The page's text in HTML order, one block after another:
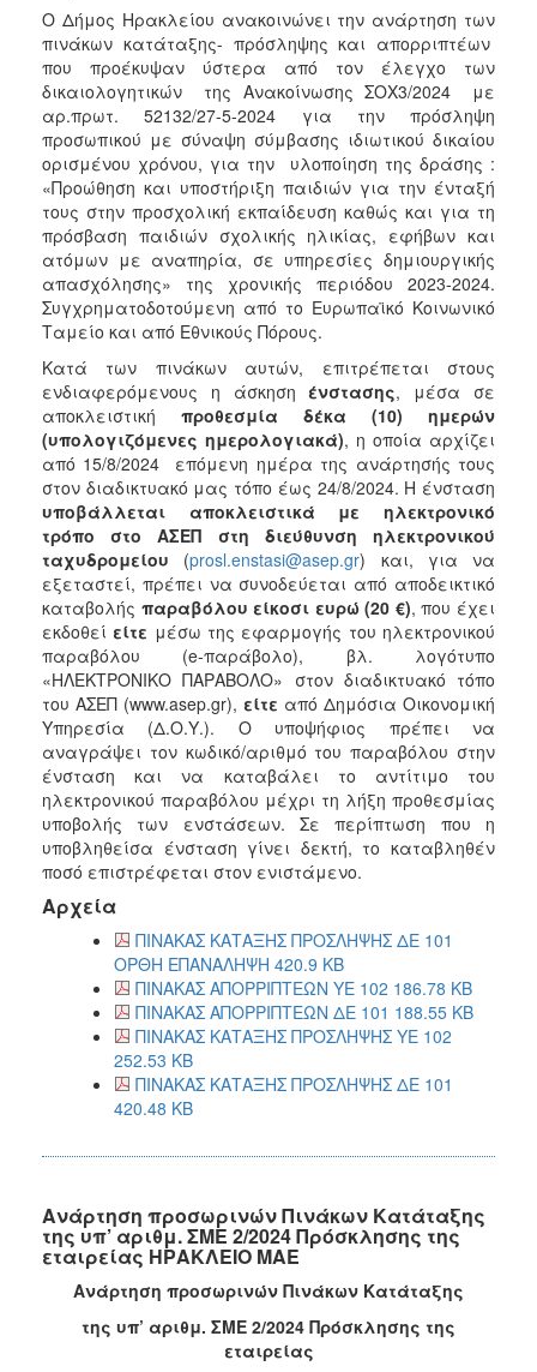
Ο Δήμος Ηρακλείου ανακοινώνει την ανάρτηση των
πινάκων κατάταξης- πρόσληψης και απορριπτέων
που προέκυψαν ύστερα από τον έλεγχο των
δικαιολογητικών της Ανακοίνωσης ΣΟΧ3/2024 με
αρ.πρωτ. 52132/27-5-2024 για την πρόσληψη
προσωπικού με σύναψη σύμβασης ιδιωτικού δικαίου
ορισμένου χρόνου, για την υλοποίηση της δράσης :
«Προώθηση και υποστήριξη παιδιών για την ένταξή
τους στην προσχολική εκπαίδευση καθώς και για τη
πρόσβαση παιδιών σχολικής ηλικίας, εφήβων και
ατόμων με αναπηρία, σε υπηρεσίες δημιουργικής
απασχόλησης» της χρονικής περιόδου 2023-2024.
Συγχρηματοδοτούμενη από το Ευρωπαϊκό Κοινωνικό
Ταμείο και από Εθνικούς Πόρους.
Κατά των πινάκων αυτών, επιτρέπεται στους
ενδιαφερόμενους η άσκηση ένστασης, μέσα σε
αποκλειστική προθεσμία δέκα (10) ημερών
(υπολογιζόμενες ημερολογιακά), η οποία αρχίζει
από 15/8/2024 επόμενη ημέρα της ανάρτησής τους
στον διαδικτυακό μας τόπο έως 24/8/2024. Η ένσταση
υποβάλλεται αποκλειστικά με ηλεκτρονικό
τρόπο στο ΑΣΕΠ στη διεύθυνση ηλεκτρονικού
ταχυδρομείου (prosl.enstasi@asep.gr) και, για να
εξεταστεί, πρέπει να συνοδεύεται από αποδεικτικό
καταβολής παραβόλου είκοσι ευρώ (20 €), που έχει
εκδοθεί είτε μέσω της εφαρμογής του ηλεκτρονικού
παραβόλου (e-παράβολο), βλ. λογότυπο
«ΗΛΕΚΤΡΟΝΙΚΟ ΠΑΡΑΒΟΛΟ» στον διαδικτυακό τόπο
του ΑΣΕΠ (www.asep.gr), είτε από Δημόσια Οικονομική
Υπηρεσία (Δ.Ο.Υ.). Ο υποψήφιος πρέπει να
αναγράψει τον κωδικό/αριθμό του παραβόλου στην
ένσταση και να καταβάλει το αντίτιμο του
ηλεκτρονικού παραβόλου μέχρι τη λήξη προθεσμίας
υποβολής των ενστάσεων. Σε περίπτωση που η
υποβληθείσα ένσταση γίνει δεκτή, το καταβληθέν
ποσό επιστρέφεται στον ενιστάμενο.
Αρχεία
ΠΙΝΑΚΑΣ ΚΑΤΑΞΗΣ ΠΡΟΣΛΗΨΗΣ ΔΕ 101
ΟΡΘΗ ΕΠΑΝΑΛΗΨΗ 420.9 KB
ΠΙΝΑΚΑΣ ΑΠΟΡΡΙΠΤΕΩΝ ΥΕ 102 186.78 KB
ΠΙΝΑΚΑΣ ΑΠΟΡΡΙΠΤΕΩΝ ΔΕ 101 188.55 KB
ΠΙΝΑΚΑΣ ΚΑΤΑΞΗΣ ΠΡΟΣΛΗΨΗΣ ΥΕ 102
252.53 KB
ΠΙΝΑΚΑΣ ΚΑΤΑΞΗΣ ΠΡΟΣΛΗΨΗΣ ΔΕ 101
420.48 KB
Ανάρτηση προσωρινών Πινάκων Κατάταξης
της υπ’ αριθμ. ΣΜΕ 2/2024 Πρόσκλησης της
εταιρείας ΗΡΑΚΛΕΙΟ ΜΑΕ
Ανάρτηση προσωρινών Πινάκων Κατάταξης
της υπ’ αριθμ. ΣΜΕ 2/2024 Πρόσκλησης της
εταιρείας